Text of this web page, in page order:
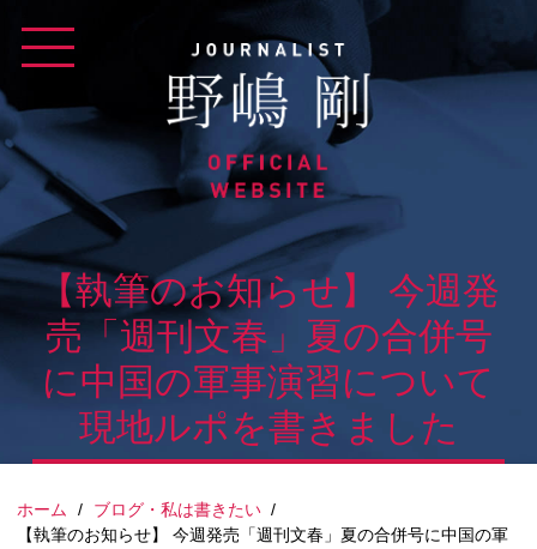
content
【執筆のお知らせ】 今週発
売「週刊文春」夏の合併号
に中国の軍事演習について
現地ルポを書きました
ホーム / ブログ・私は書きたい /
【執筆のお知らせ】 今週発売「週刊文春」夏の合併号に中国の軍